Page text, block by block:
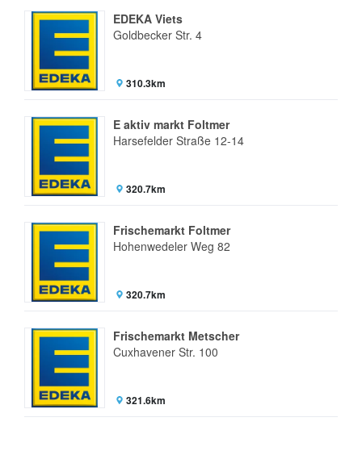
EDEKA Viets
Goldbecker Str. 4
310.3km
E aktiv markt Foltmer
Harsefelder Straße 12-14
320.7km
Frischemarkt Foltmer
Hohenwedeler Weg 82
320.7km
Frischemarkt Metscher
Cuxhavener Str. 100
321.6km